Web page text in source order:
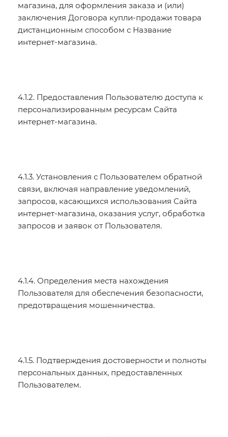
магазина, для оформления заказа и (или)
заключения Договора купли-продажи товара
дистанционным способом с Название
интернет-магазина.
4.1.2. Предоставления Пользователю доступа к
персонализированным ресурсам Сайта
интернет-магазина.
4.1.3. Установления с Пользователем обратной
связи, включая направление уведомлений,
запросов, касающихся использования Сайта
интернет-магазина, оказания услуг, обработка
запросов и заявок от Пользователя.
4.1.4. Определения места нахождения
Пользователя для обеспечения безопасности,
предотвращения мошенничества.
4.1.5. Подтверждения достоверности и полноты
персональных данных, предоставленных
Пользователем.